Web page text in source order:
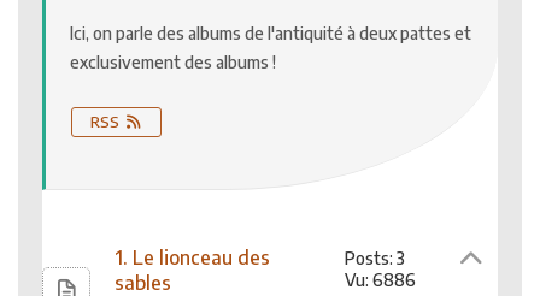
Ici, on parle des albums de l'antiquité à deux pattes et
exclusivement des albums !
RSS
1. Le lionceau des
sables
Posts: 3
Vu: 6886